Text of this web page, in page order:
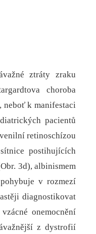
ztráty zraku
choroba
neboť k manifestaci
pacientů
retinoschízou
postihujících
3d), albinismem
v rozmezí
diagnostikovat
onemocnění
z dystrofií